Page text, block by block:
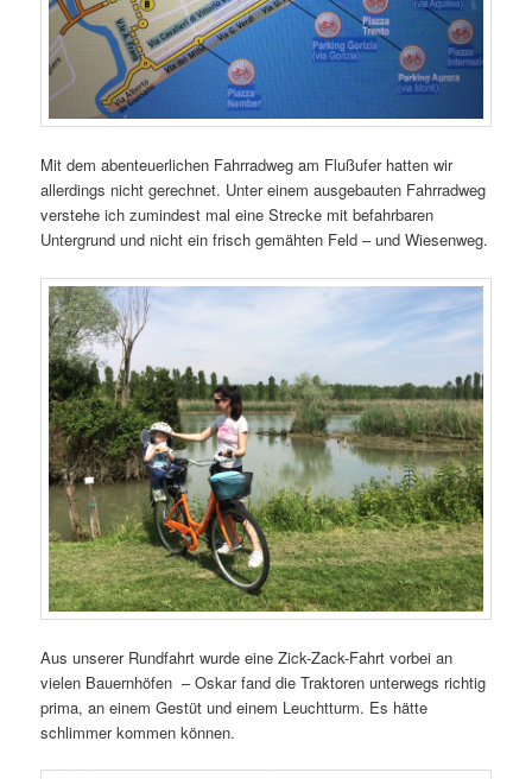
Mit dem abenteuerlichen Fahrradweg am Flußufer hatten wir
allerdings nicht gerechnet. Unter einem ausgebauten Fahrradweg
verstehe ich zumindest mal eine Strecke mit befahrbaren
Untergrund und nicht ein frisch gemähten Feld – und Wiesenweg.
Aus unserer Rundfahrt wurde eine Zick-Zack-Fahrt vorbei an
vielen Bauernhöfen – Oskar fand die Traktoren unterwegs richtig
prima, an einem Gestüt und einem Leuchtturm. Es hätte
schlimmer kommen können.